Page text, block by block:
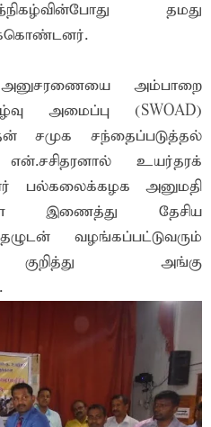
தமது
அனுசரணையை அம்பாறை
அமைப்பு (SWOAD)
சமுக சந்தைப்படுத்தல்
உயர்தரக்
பல்கலைக்கழக அனுமதி
இணைத்து தேசிய
வழங்கப்பட்டுவரும்
குறித்து அங்கு